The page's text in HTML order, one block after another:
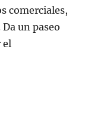
comerciales,
un paseo
el